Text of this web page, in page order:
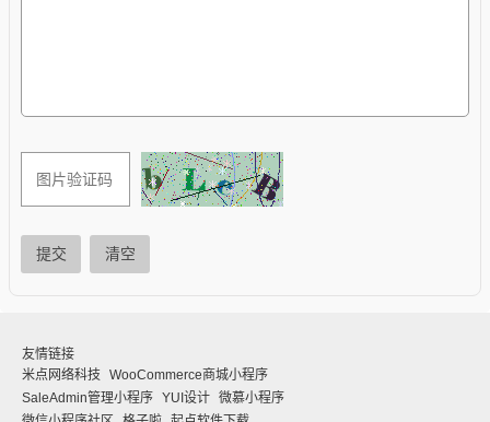
提交 清空
友情链接
米点网络科技
WooCommerce商城小程序
SaleAdmin管理小程序 YUI设计 微慕小程序